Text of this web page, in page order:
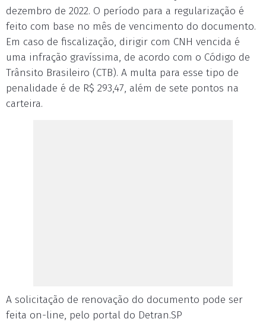
dezembro de 2022. O período para a regularização é
feito com base no mês de vencimento do documento.
Em caso de fiscalização, dirigir com CNH vencida é
uma infração gravíssima, de acordo com o Código de
Trânsito Brasileiro (CTB). A multa para esse tipo de
penalidade é de R$ 293,47, além de sete pontos na
carteira.
A solicitação de renovação do documento pode ser
feita on-line, pelo portal do Detran.SP